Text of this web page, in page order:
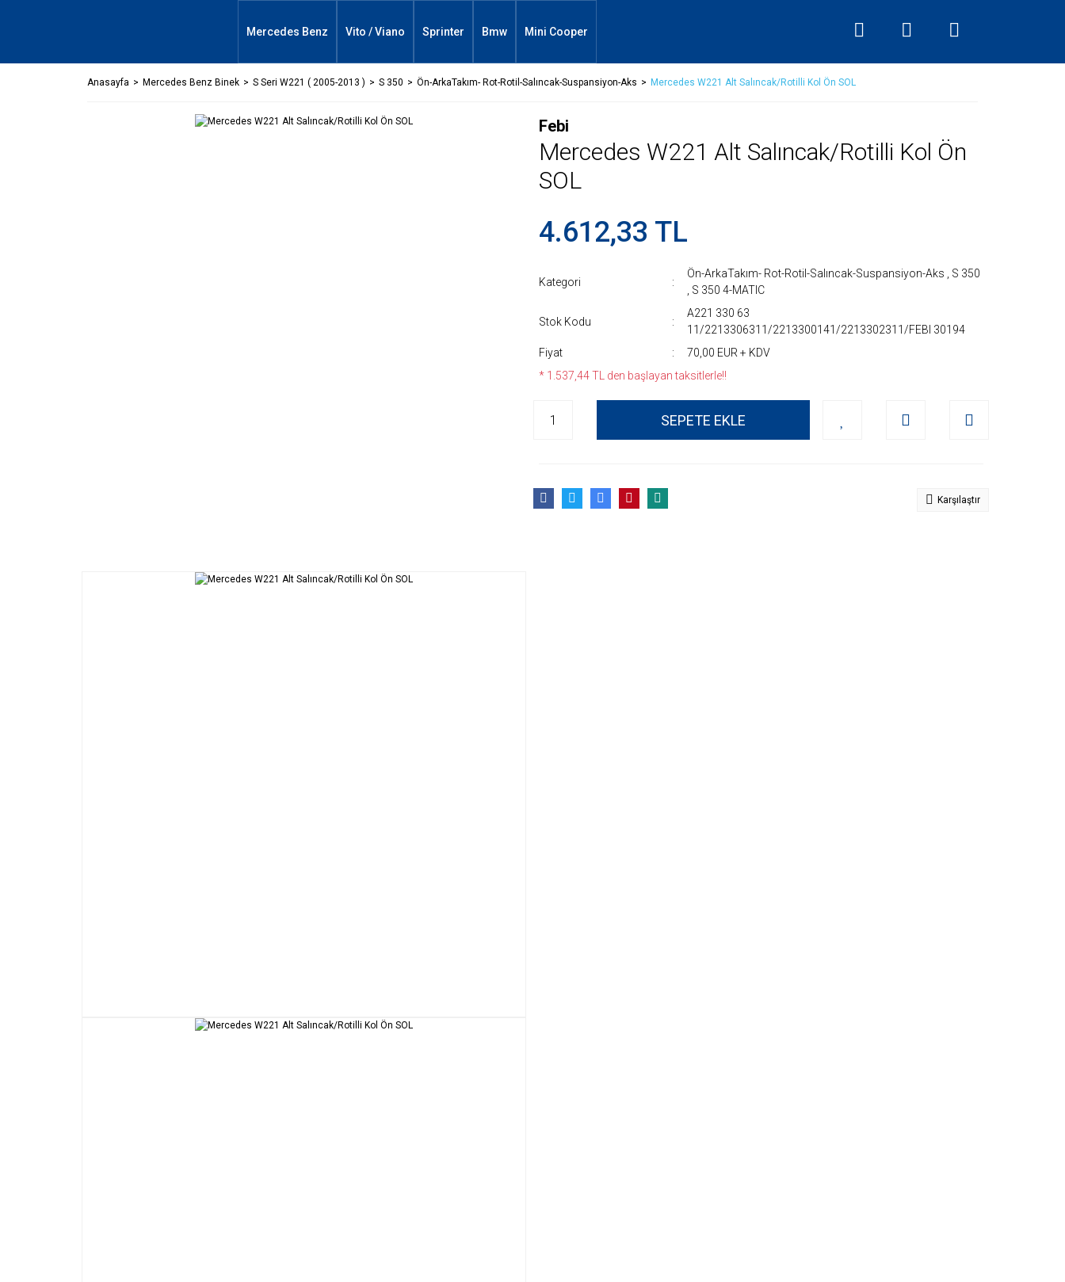
Mercedes Benz Vito / Viano Sprinter Bmw Mini Cooper
Anasayfa Mercedes Benz Binek S Seri W221 ( 2005-2013 ) S 350 Ön-ArkaTakım- Rot-Rotil-Salıncak-Suspansiyon-Aks Mercedes W221 Alt Salıncak/Rotilli Kol Ön SOL
Febi
Mercedes W221 Alt Salıncak/Rotilli Kol Ön
SOL
4.612,33 TL
Kategori
Ön-ArkaTakım- Rot-Rotil-Salıncak-Suspansiyon-Aks
S 350
S 350 4-MATIC
Stok Kodu
A221 330 63
11/2213306311/2213300141/2213302311/FEBI 30194
Fiyat
70,00 EUR + KDV
* 1.537,44 TL den başlayan taksitlerle!!
SEPETE EKLE
Karşılaştır